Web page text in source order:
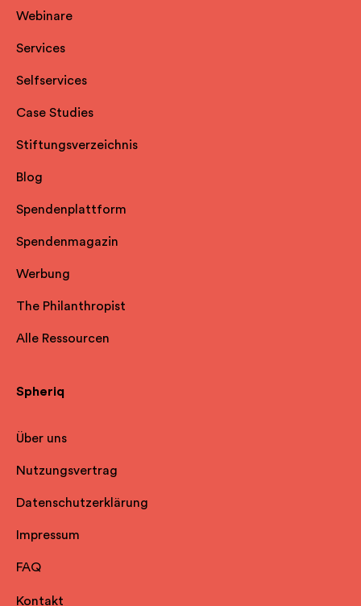
Webinare
Services
Selfservices
Case Studies
Stiftungsverzeichnis
Blog
Spendenplattform
Spendenmagazin
Werbung
The Philanthropist
Alle Ressourcen
Spheriq
Über uns
Nutzungsvertrag
Datenschutzerklärung
Impressum
FAQ
Kontakt